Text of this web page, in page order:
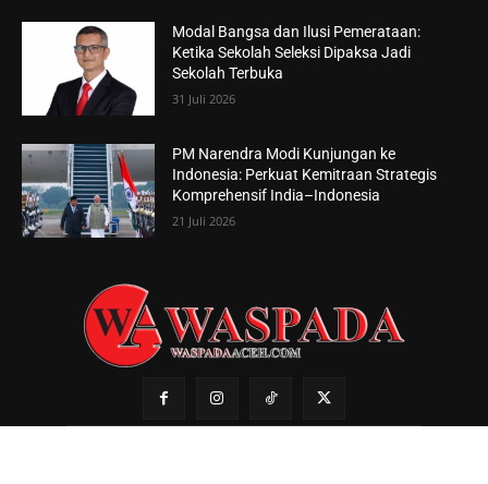
Modal Bangsa dan Ilusi Pemerataan:
Ketika Sekolah Seleksi Dipaksa Jadi
Sekolah Terbuka
31 Juli 2026
PM Narendra Modi Kunjungan ke
Indonesia: Perkuat Kemitraan Strategis
Komprehensif India–Indonesia
21 Juli 2026